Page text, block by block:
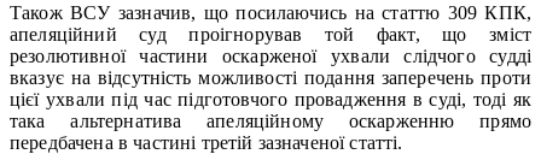
Також ВСУ зазначив, що посилаючись на статтю 309 КПК,
апеляційний суд проігнорував той факт, що зміст
резолютивної частини оскарженої ухвали слідчого судді
вказує на відсутність можливості подання заперечень проти
цієї ухвали під час підготовчого провадження в суді, тоді як
така альтернатива апеляційному оскарженню прямо
передбачена в частині третій зазначеної статті.